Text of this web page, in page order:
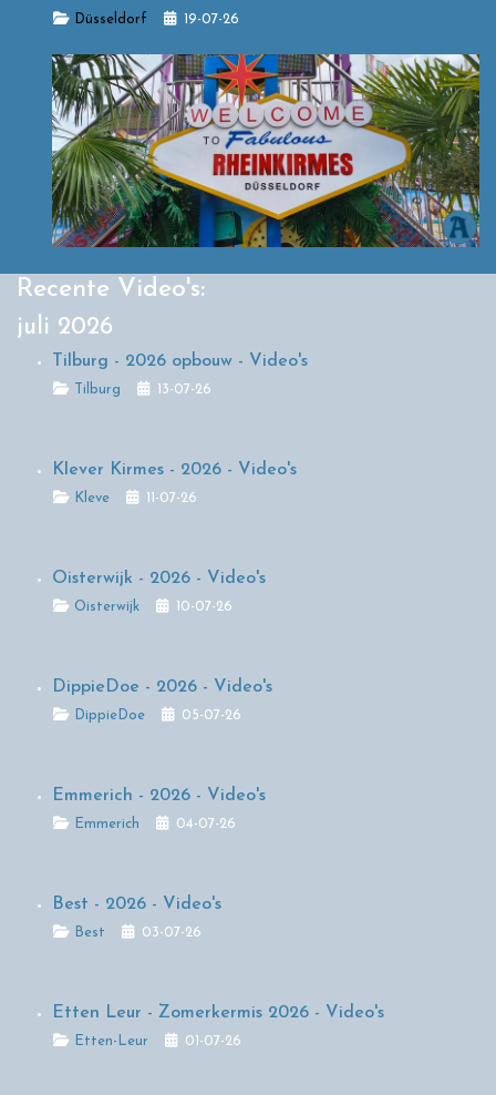
DetailsDüsseldorf 19-07-26
Recente Video's:
juli 2026
Tilburg - 2026 opbouw - Video's
Details
Tilburg 13-07-26
Klever Kirmes - 2026 - Video's
Details
Kleve 11-07-26
Oisterwijk - 2026 - Video's
DetailsOisterwijk 10-07-26
DippieDoe - 2026 - Video's
DetailsDippieDoe 05-07-26
Emmerich - 2026 - Video's
DetailsEmmerich 04-07-26
Best - 2026 - Video's
Details
Best 03-07-26
Etten Leur - Zomerkermis 2026 - Video's
DetailsEtten-Leur 01-07-26